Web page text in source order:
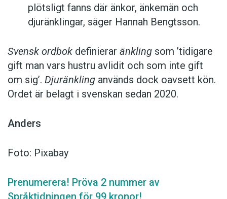
plötsligt fanns där änkor, änkemän och
djuränklingar, säger Hannah Bengtsson.
Svensk ordbok definierar änkling som ’tidigare
gift man vars hustru av­lidit och som inte gift
om sig’. Djuränkling används dock oavsett kön.
Ordet är belagt i svenskan sedan 2020.
Anders
Foto: Pixabay
Prenumerera! Pröva 2 nummer av
Språktidningen för 99 kronor!